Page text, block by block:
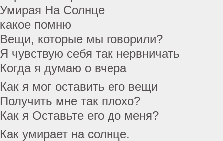
Умирая На Солнце
какое помню
Вещи, которые мы говорили?
Я чувствую себя так нервничать
Когда я думаю о вчера
Как я мог оставить его вещи
Получить мне так плохо?
Как я Оставьте его до меня?
Как умирает на солнце.